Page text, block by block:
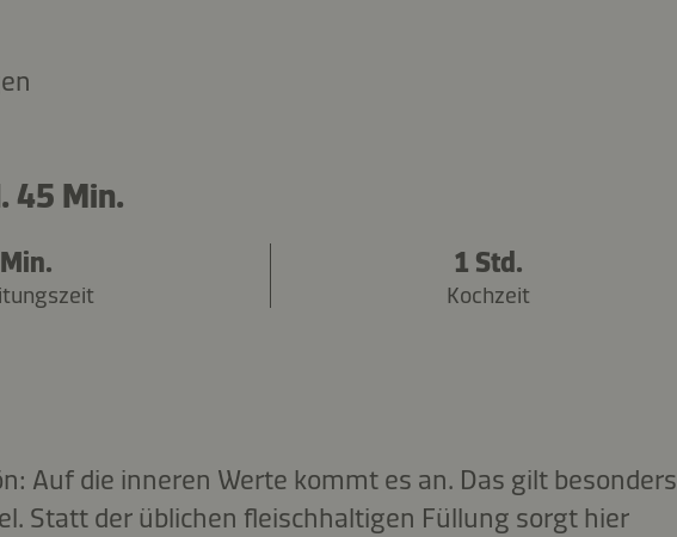
45 Min.
1 Std.
Kochzeit
Auf die inneren Werte kommt es an. Das gilt besonders
Statt der üblichen fleischhaltigen Füllung sorgt hier